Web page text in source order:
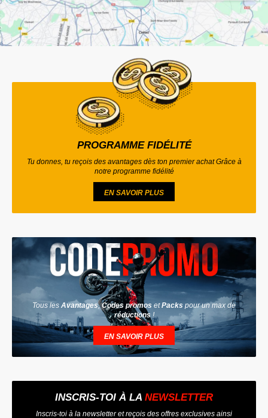
PROGRAMME FIDÉLITÉ
Tu donnes, tu reçois des avantages dès ton premier achat Grâce à
notre programme fidélité
EN SAVOIR PLUS
Tous les Avantages,Codes promos etPacks pour un max de
réductions !
EN SAVOIR PLUS
INSCRIS-TOI À LA NEWSLETTER
Inscris-toi à la newsletter et reçois des offres exclusives ainsi